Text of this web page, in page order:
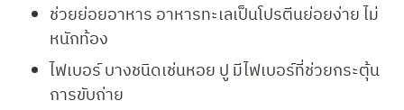
ช่วยย่อยอาหาร อาหารทะเลเป็นโปรตีนย่อยง่าย ไม่
หนักท้อง
ไฟเบอร์ บางชนิดเช่นหอย ปู มีไฟเบอร์ที่ช่วยกระตุ้น
การขับถ่าย